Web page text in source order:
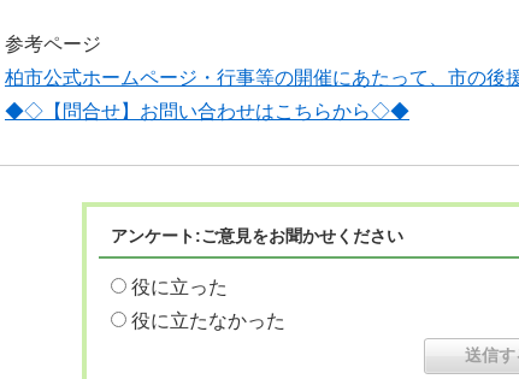
参考ページ
柏市公式ホームページ・行事等の開催にあたって、市の後
◆◇【問合せ】お問い合わせはこちらから◇◆
アンケート:ご意見をお聞かせください
役に立った
役に立たなかった